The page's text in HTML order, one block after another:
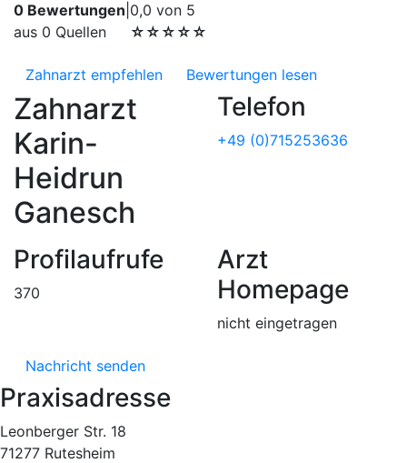
0 Bewertungen
aus 0 Quellen
0,0 von 5
☆☆☆☆☆
Zahnarzt empfehlen Bewertungen lesen
Zahnarzt
Karin-
Heidrun
Ganesch
Telefon
+49 (0)715253636
Profilaufrufe
370
Arzt
Homepage
nicht eingetragen
Nachricht senden
Praxisadresse
Leonberger Str. 18
71277 Rutesheim